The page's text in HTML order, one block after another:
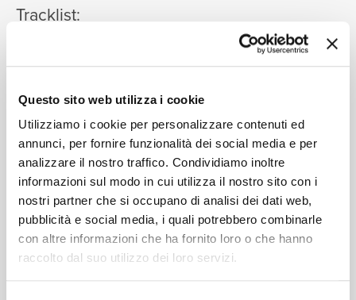
Questo sito web utilizza i cookie
Utilizziamo i cookie per personalizzare contenuti ed
annunci, per fornire funzionalità dei social media e per
analizzare il nostro traffico. Condividiamo inoltre
informazioni sul modo in cui utilizza il nostro sito con i
nostri partner che si occupano di analisi dei dati web,
pubblicità e social media, i quali potrebbero combinarle
con altre informazioni che ha fornito loro o che hanno
raccolto dal suo utilizzo dei loro servizi.
Tracklist:
OneRepublic
2 Love Runs Out(Grabbitz Remix)
03:19
OneRepublic
3 Love Runs Out(Disciples Remix)
04:59
OneRepublic
RICERCA
CHI SIAMO
CONTATTI